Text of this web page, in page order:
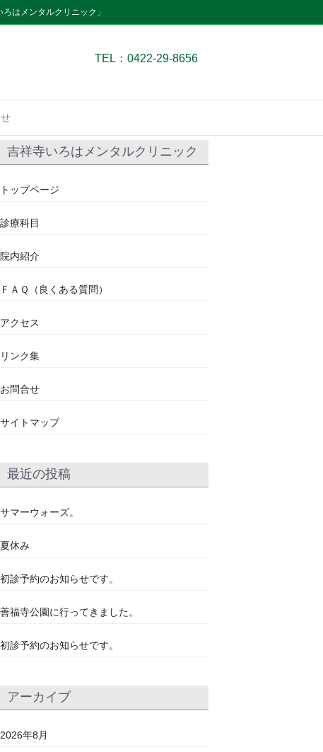
はメンタルクリニック」
TEL：0422-29-8656
吉祥寺いろはメンタルクリニック
トップページ
診療科目
院内紹介
ＦＡＱ（良くある質問）
アクセス
リンク集
お問合せ
サイトマップ
最近の投稿
サマーウォーズ。
夏休み
初診予約のお知らせです。
善福寺公園に行ってきました。
初診予約のお知らせです。
アーカイブ
2026年8月